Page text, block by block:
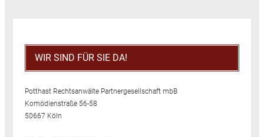
WIR SIND FÜR SIE DA!
Potthast Rechtsanwälte Partnergesellschaft mbB
Komödienstraße 56-58
50667 Köln